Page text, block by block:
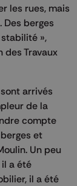
les rues, mais
Des berges
»,
des Travaux
arrivés
de la
compte
et
Un peu
a été
il a été